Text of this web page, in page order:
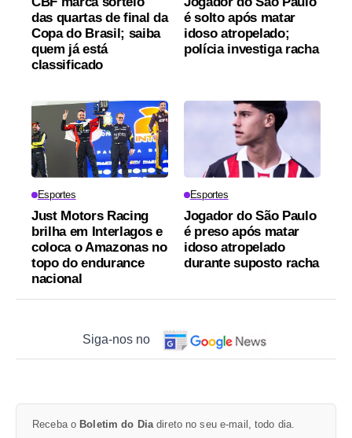
das quartas de final da
Copa do Brasil; saiba
quem já está
classificado
é solto após matar
idoso atropelado;
polícia investiga racha
Esportes
Just Motors Racing
brilha em Interlagos e
coloca o Amazonas no
topo do endurance
nacional
Esportes
Jogador do São Paulo
é preso após matar
idoso atropelado
durante suposto racha
Siga-nos no
Receba o Boletim do Dia direto no seu e-mail, todo dia.